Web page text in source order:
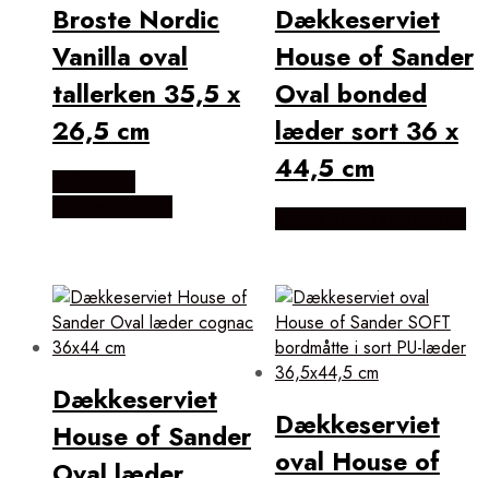
Broste Nordic
Vanilla oval
tallerken 35,5 x
26,5 cm
Dækkeserviet
House of Sander
Oval bonded
læder sort 36 x
44,5 cm
Dækkeserviet
House of Sander
Dækkeserviet
oval House of